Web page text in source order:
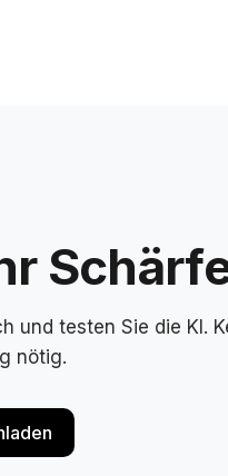
und testen Sie die KI.
nötig.